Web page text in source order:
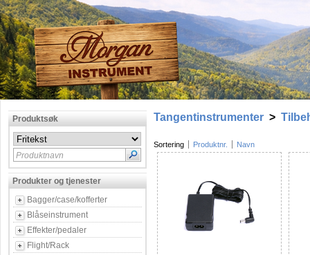
Produktsøk
Produktnavn
Produkter og tjenester
Bagger/case/kofferter
Blåseinstrument
Effekter/pedaler
Flight/Rack
Tangentinstrumenter >
Sortering Produktnr. Navn